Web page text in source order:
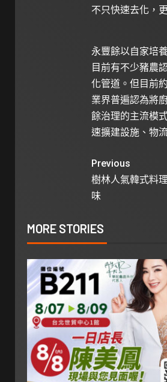
不只快速去化，
永豐餘以自家培
目前有不少豬農
化管道。但目前
業界普遍認為將
餘治理的主流模
速擴建設施、物
Previous
樹林人氣韓式料
味
MORE STORIES